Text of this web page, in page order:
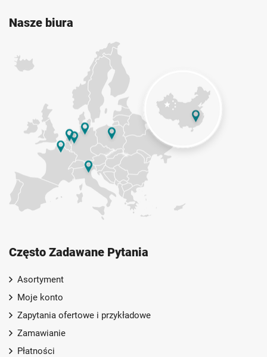
Nasze biura
Często Zadawane Pytania
Asortyment
Moje konto
Zapytania ofertowe i przykładowe
Zamawianie
Płatności